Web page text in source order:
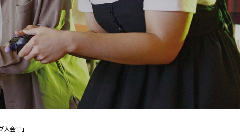
！！」